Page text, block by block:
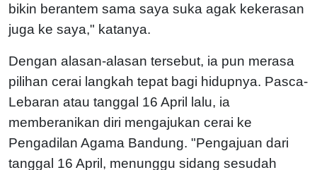
bikin berantem sama saya suka agak kekerasan
juga ke saya," katanya.
Dengan alasan-alasan tersebut, ia pun merasa
pilihan cerai langkah tepat bagi hidupnya. Pasca-
Lebaran atau tanggal 16 April lalu, ia
memberanikan diri mengajukan cerai ke
Pengadilan Agama Bandung. "Pengajuan dari
tanggal 16 April, menunggu sidang sesudah